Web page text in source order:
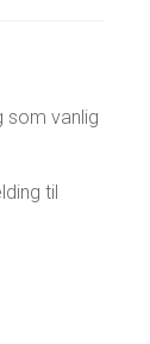
som vanlig
til